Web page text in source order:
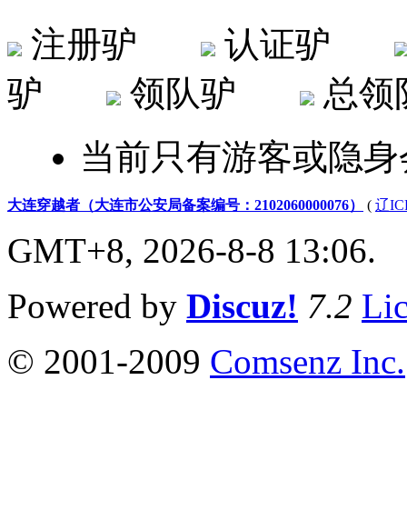
注册驴
认证驴
驴
领队驴
总
当前只有游客或隐
大连穿越者（大连市公安局备案编号：2102060000076） ( 辽
GMT+8, 2026-8-8 13:06.
Powered by Discuz! 7.2
© 2001-2009 Comsenz Inc.